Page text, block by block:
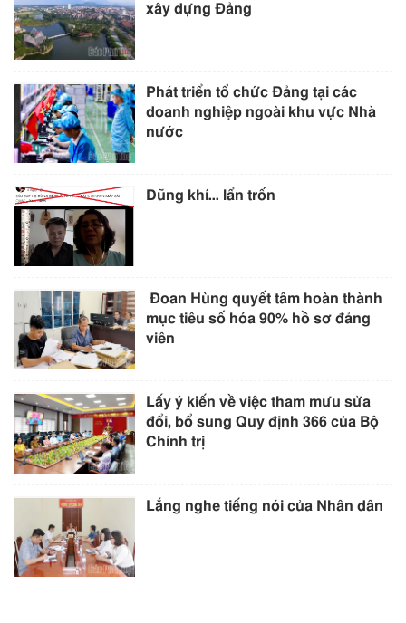
xây dựng Đảng
Phát triển tổ chức Đảng tại các
doanh nghiệp ngoài khu vực Nhà
nước
Dũng khí… lẩn trốn
Đoan Hùng quyết tâm hoàn thành
mục tiêu số hóa 90% hồ sơ đảng
viên
Lấy ý kiến về việc tham mưu sửa
đổi, bổ sung Quy định 366 của Bộ
Chính trị
Lắng nghe tiếng nói của Nhân dân